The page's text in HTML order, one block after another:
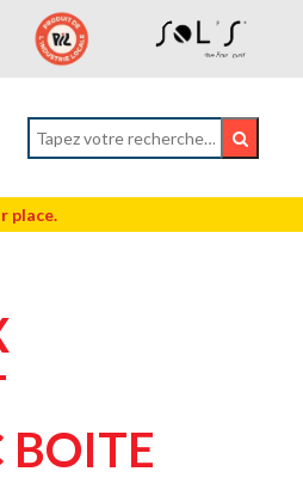
place.
BOITE